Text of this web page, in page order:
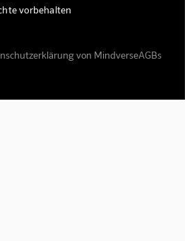
vorbehalten
von MindverseAGBs